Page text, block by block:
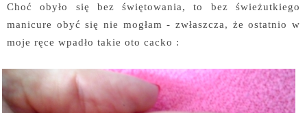
Choć obyło się bez świętowania, to bez świeżutkiego
manicure obyć się nie mogłam - zwłaszcza, że ostatnio w
moje ręce wpadło takie oto cacko :